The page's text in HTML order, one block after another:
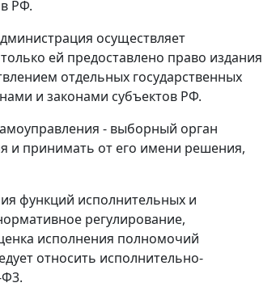
РФ.
осуществляет
ей предоставлено право издания
отдельных государственных
и законами субъектов РФ.
- выборный орган
и принимать от его имени решения,
функций исполнительных и
регулирование,
исполнения полномочий
относить исполнительно-